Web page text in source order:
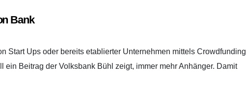
Bank
Start Ups oder bereits etablierter Unternehmen mittels Crowdfunding
ein Beitrag der Volksbank Bühl zeigt, immer mehr Anhänger. Damit